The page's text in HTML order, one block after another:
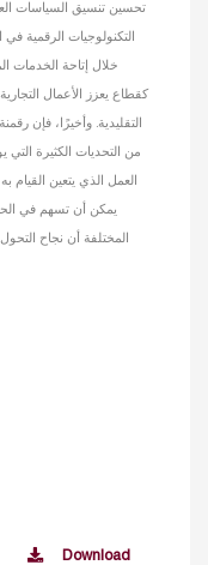
تحسين تنسيق السياسات
التكنولوجيات الرقمية
خلال إتاحة الخدمات
كقطاع يعزز الأعمال
التقليدية. وأخيرًا، فإن
من التحديات الكثيرة التي
العمل الذي يتعين
يمكن أن تسهم في
المختلفة أن نجاح
Download